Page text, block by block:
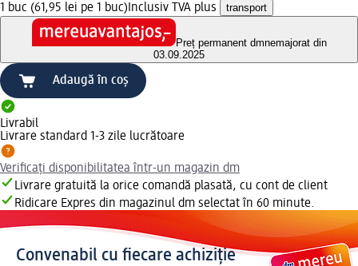
1 buc (61,95 lei pe 1 buc) Inclusiv TVA plus transport
Preț permanent dmnemajorat din
03.09.2025
Adaugă în coș
Livrabil
Livrare standard 1-3 zile lucrătoare
Verificați disponibilitatea într-un magazin dm
Livrare gratuită la orice comandă plasată, cu cont de client
Ridicare Expres din magazinul dm selectat în 60 minute.
Convenabil cu fiecare achiziție